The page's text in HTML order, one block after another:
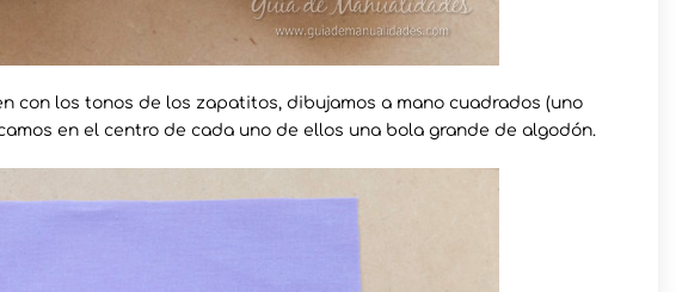
con los tonos de los zapatitos, dibujamos a mano cuadrados (uno
en el centro de cada uno de ellos una bola grande de algodón.